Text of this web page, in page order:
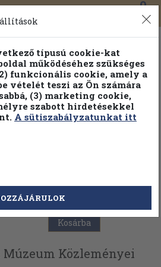
0
Kosárba
Múzeum Közleményei
típusú cookie-kat
működéséhez szükséges
funkcionális cookie, amely a
vételét teszi az Ön számára
(3) marketing cookie,
szabott hirdetésekkel
A sütiszabályzatunkat itt